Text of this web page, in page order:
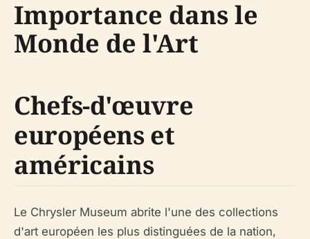
Importance dans le
Monde de l'Art
Chefs-d'œuvre
européens et
américains
Le Chrysler Museum abrite l'une des collections
d'art européen les plus distinguées de la nation,